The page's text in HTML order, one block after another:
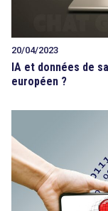
20/04/2023
IA et données de
européen ?